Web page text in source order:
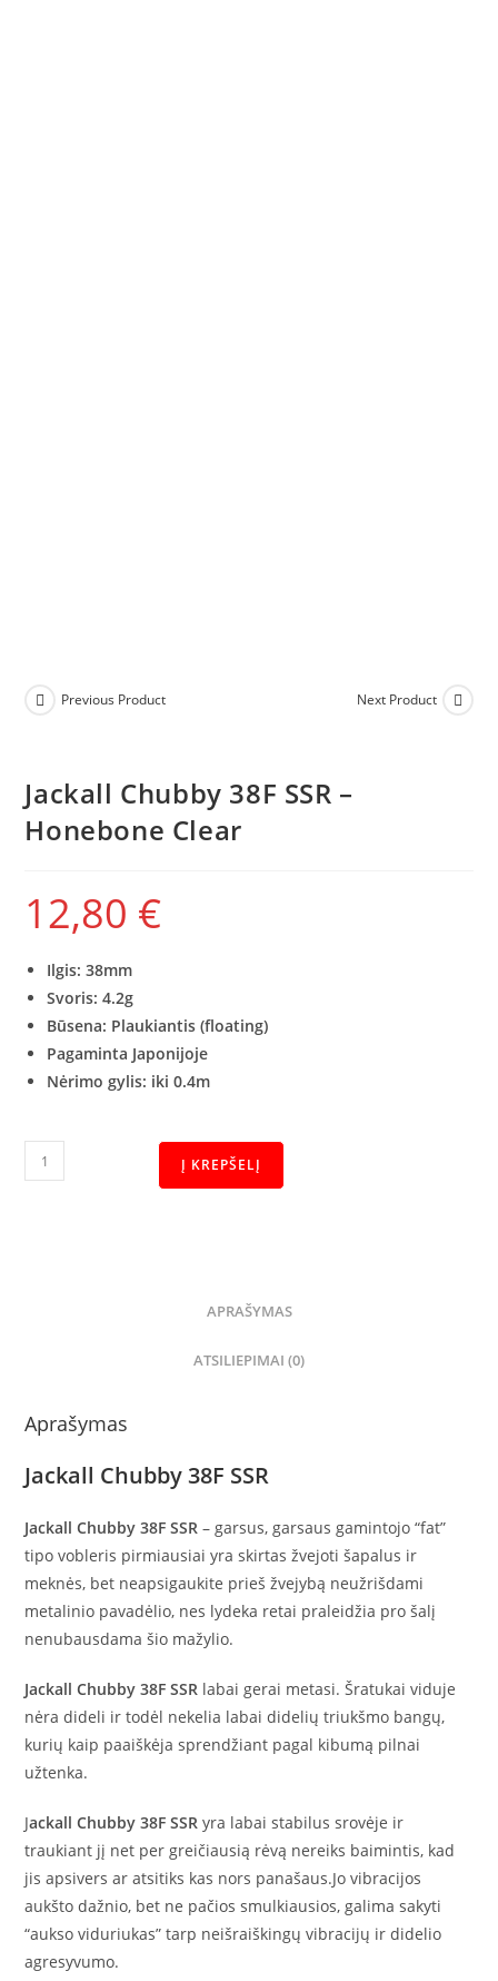
Previous Product Next Product
Jackall Chubby 38F SSR –
Honebone Clear
12,80 €
Ilgis: 38mm
Svoris: 4.2g
Būsena: Plaukiantis(floating)
Pagaminta Japonijoje
Nėrimo gylis: iki 0.4m
Į KREPŠELĮ
APRAŠYMAS
ATSILIEPIMAI (0)
Aprašymas
Jackall Chubby 38F SSR
Jackall Chubby 38F SSR – garsus, garsaus gamintojo “fat”
tipo vobleris pirmiausiai yra skirtas žvejoti šapalus ir
meknės, bet neapsigaukite prieš žvejybą neužrišdami
metalinio pavadėlio, nes lydeka retai praleidžia pro šalį
nenubausdama šio mažylio.
Jackall Chubby 38F SSR labai gerai metasi. Šratukai viduje
nėra dideli ir todėl nekelia labai didelių triukšmo bangų,
kurių kaip paaiškėja sprendžiant pagal kibumą pilnai
užtenka.
Jackall Chubby 38F SSR yra labai stabilus srovėje ir
traukiant jį net per greičiausią rėvą nereiks baimintis, kad
jis apsivers ar atsitiks kas nors panašaus.Jo vibracijos
aukšto dažnio, bet ne pačios smulkiausios, galima sakyti
“aukso viduriukas” tarp neišraiškingų vibracijų ir didelio
agresyvumo.